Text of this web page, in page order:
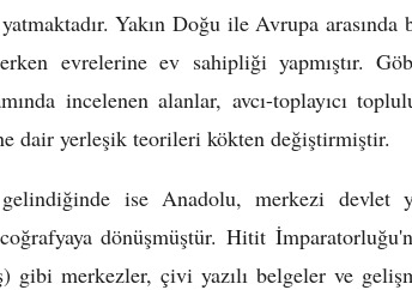
Yakın Doğu ile Avrupa
evrelerine ev sahipliği yapmıştır.
incelenen alanlar, avcı-toplayıcı
dair yerleşik teorileri kökten değiştirmiştir.
ise Anadolu, merkezi devlet
dönüşmüştür. Hitit
gibi merkezler, çivi yazılı belgeler ve